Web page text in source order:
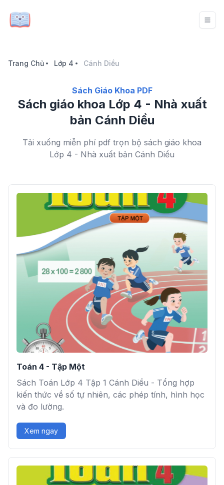
Trang Chủ Lớp 4 Cánh Diều
Sách Giáo Khoa PDF
Sách giáo khoa Lớp 4 - Nhà xuất
bản Cánh Diều
Tải xuống miễn phí pdf trọn bộ sách giáo khoa
Lớp 4 - Nhà xuất bản Cánh Diều
Toán 4 - Tập Một
Sách Toán Lớp 4 Tập 1 Cánh Diều - Tổng hợp
kiến thức về số tự nhiên, các phép tính, hình học
và đo lường.
Xem ngay